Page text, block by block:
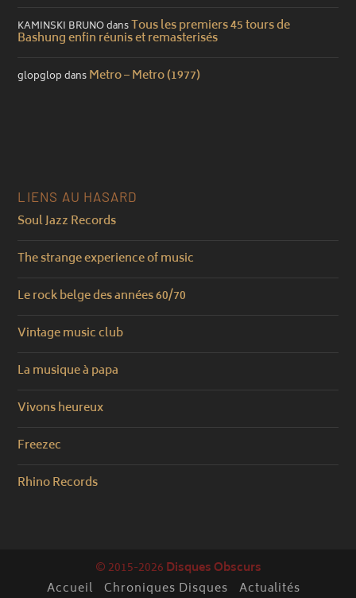
KAMINSKI BRUNOdansTous les premiers 45 tours de
Bashung enfin réunis et remasterisés
glopglopdansMetro – Metro (1977)
LIENS AU HASARD
Soul Jazz Records
The strange experience of music
Le rock belge des années 60/70
Vintage music club
La musique à papa
Vivons heureux
Freezec
Rhino Records
© 2015-2026 Disques Obscurs
Accueil Chroniques Disques Actualités